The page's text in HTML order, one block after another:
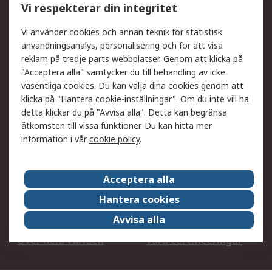
DesignSpark
Teknisk Support
Ditt lokala säljteam
Exportlösningar
Support
Få hjälp
Retur av varor
Leverans
Spåra din order
Begär en fakturakopi
Fördelar med RS-konto
Betalningsalternativ
Om RS
Försäljningsvillkor
Det juridiska
Press Centre
Jobba hos RS
ESG
Över hela världen
Våra certificeringar
Vi respekterar din integritet
Vi använder cookies och annan teknik för statistisk
användningsanalys, personalisering och för att visa
reklam på tredje parts webbplatser. Genom att klicka på
"Acceptera alla" samtycker du till behandling av icke
väsentliga cookies. Du kan välja dina cookies genom att
klicka på "Hantera cookie-inställningar". Om du inte vill ha
detta klickar du på "Avvisa alla". Detta kan begränsa
åtkomsten till vissa funktioner. Du kan hitta mer
information i vårcookie policy.
Acceptera alla
Hantera cookies
Avvisa alla